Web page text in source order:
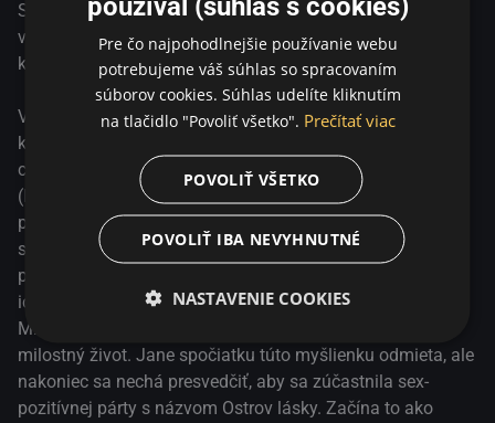
obyčajný experiment, no čoskoro to naberie nečakaný
obrat: jeden z nich sa zamiluje do tretej osoby. Po hladkom
začiatku vypukne ohňostroj emócií, ktorý Jane prinúti
vážne sa zamyslieť nad svojím vzťahom a životom.
PRUDKÉ CITOVÉ VZPLANUTIA je aktuálnym, duchaplným
a úprimným príbehom, ktorý skúma rozmanitosť lásky a
zložitý, no zároveň oslobodzujúci proces hľadania vlastnej
cesty k šťastiu.
S koncom monogamie vo vzťahu prichádza vzrušenie a
vášeň, ale taktiež zložité emócie. Nezávislá romantická
komédia o nepredvídateľnosti lásky.
V tejto fínskej dramédii o zložitosti moderných vzťahov a
kríze stredného veku, ktorú nakrútila Paula Korva ako svoj
celovečerný debut, je láska spletitým problémom. Jane
(Iina Kuustonen) pracuje v cestovnej kancelárii, kde
predáva ľuďom vysnívané dobrodružstvá, hoci v
súkromnom živote je usadená a šťastná so svojím
partnerom, hercom Mikkim (Riku Nieminen). Jane verí, že
ich vzťah je pevný ako skala, a preto je šokovaná, keď
Mikki navrhne otvorený vzťah v snahe okoreniť ich
milostný život. Jane spočiatku túto myšlienku odmieta, ale
nakoniec sa nechá presvedčiť, aby sa zúčastnila sex-
pozitívnej párty s názvom Ostrov lásky. Začína to ako
Pre čo najpohodlnejšie používanie webu
potrebujeme váš súhlas so spracovaním
súborov cookies. Súhlas udelíte kliknutím
na tlačidlo "Povoliť všetko". Prečítať viac
POVOLIŤ VŠETKO
POVOLIŤ IBA NEVYHNUTNÉ
NASTAVENIE COOKIES